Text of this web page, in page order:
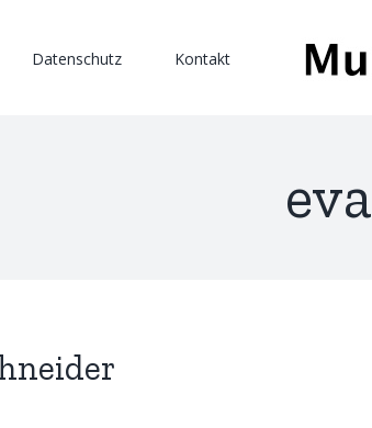
Datenschutz Kontakt
eva